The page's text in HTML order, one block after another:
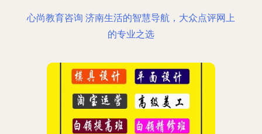
心尚教育咨询 济南生活的智慧导航，大众点评网上
的专业之选